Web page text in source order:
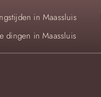
in Maassluis
dingen in Maassluis